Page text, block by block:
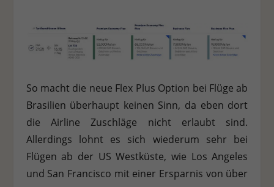
So macht die neue Flex Plus Option bei Flüge ab
Brasilien überhaupt keinen Sinn, da eben dort
die Airline Zuschläge nicht erlaubt sind.
Allerdings lohnt es sich wiederum sehr bei
Flügen ab der US Westküste, wie Los Angeles
und San Francisco mit einer Ersparnis von über